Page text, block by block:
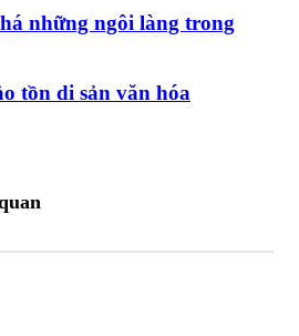
những ngôi làng trong
tồn di sản văn hóa